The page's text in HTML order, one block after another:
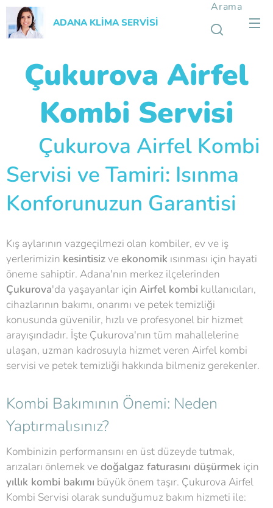
ADANA KLİMA SERVİSİ
Arama
Çukurova Airfel
Kombi Servisi
🔧 Çukurova Airfel Kombi
Servisi ve Tamiri: Isınma
Konforunuzun Garantisi
Kış aylarının vazgeçilmezi olan kombiler, ev ve iş
yerlerimizin kesintisizveekonomik ısınması için hayati
öneme sahiptir. Adana'nın merkez ilçelerinden
Çukurova'da yaşayanlar için Airfel kombi kullanıcıları,
cihazlarının bakımı, onarımı ve petek temizliği
konusunda güvenilir, hızlı ve profesyonel bir hizmet
arayışındadır. İşte Çukurova'nın tüm mahallelerine
ulaşan, uzman kadrosuyla hizmet veren Airfel kombi
servisi ve petek temizliği hakkında bilmeniz gerekenler.
Kombi Bakımının Önemi: Neden
Yaptırmalısınız?
Kombinizin performansını en üst düzeyde tutmak,
arızaları önlemek vedoğalgaz faturasını düşürmek için
yıllık kombi bakımı büyük önem taşır. Çukurova Airfel
Kombi Servisi olarak sunduğumuz bakım hizmeti ile: